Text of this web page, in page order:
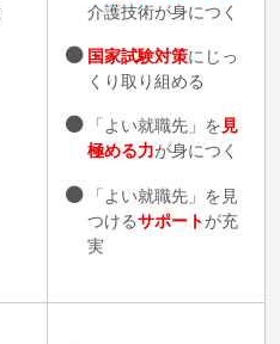
介護技術が身につく
国家試験対策にじっ
くり取り組める
「よい就職先」を見
極める力が身につく
「よい就職先」を見
つけるサポートが充
実